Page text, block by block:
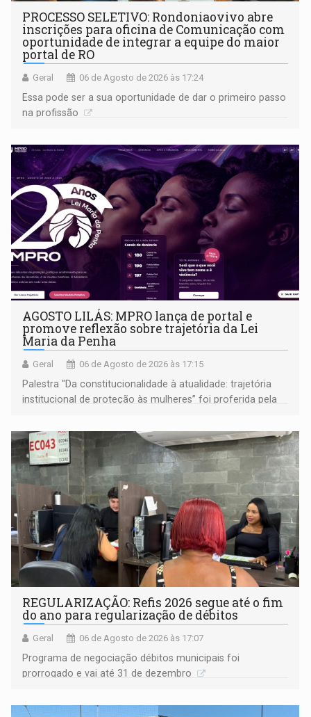
PROCESSO SELETIVO: Rondoniaovivo abre
inscrições para oficina de Comunicação com
oportunidade de integrar a equipe do maior
portal de RO
Geral 06 de Agosto de 2026 às 17:24
Essa pode ser a sua oportunidade de dar o primeiro passo
na profissão
AGOSTO LILÁS: MPRO lança de portal e
promove reflexão sobre trajetória da Lei
Maria da Penha
Geral 06 de Agosto de 2026 às 17:15
Palestra "Da constitucionalidade à atualidade: trajetória
institucional de proteção às mulheres” foi proferida pela
Goiás
REGULARIZAÇÃO: Refis 2026 segue até o fim
do ano para regularização de débitos
Geral 06 de Agosto de 2026 às 17:07
Programa de negociação débitos municipais foi
prorrogado e vai até 31 de dezembro